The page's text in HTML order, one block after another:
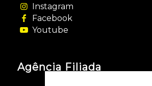
Instagram
Facebook
Youtube
Agência Filiada